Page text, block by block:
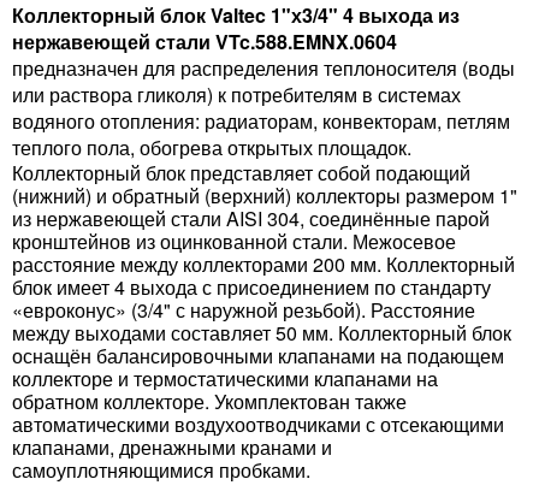
Коллекторный блок Valtec 1"х3/4" 4 выхода из
нержавеющей стали VTc.588.EMNX.0604
предназначен для распределения теплоносителя (воды
или раствора гликоля) к потребителям в системах
водяного отопления: радиаторам, конвекторам, петлям
теплого пола, обогрева открытых площадок.
Коллекторный блок представляет собой подающий
(нижний) и обратный (верхний) коллекторы размером 1"
из нержавеющей стали AISI 304, соединённые парой
кронштейнов из оцинкованной стали. Межосевое
расстояние между коллекторами 200 мм. Коллекторный
блок имеет 4 выхода с присоединением по стандарту
«евроконус» (3/4" с наружной резьбой). Расстояние
между выходами составляет 50 мм. Коллекторный блок
оснащён балансировочными клапанами на подающем
коллекторе и термостатическими клапанами на
обратном коллекторе. Укомплектован также
автоматическими воздухоотводчиками с отсекающими
клапанами, дренажными кранами и
самоуплотняющимися пробками.